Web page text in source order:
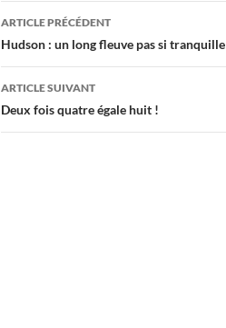
Navigation
des
articles
ARTICLE PRÉCÉDENT
Hudson : un long fleuve pas si tranquille
ARTICLE SUIVANT
Deux fois quatre égale huit !